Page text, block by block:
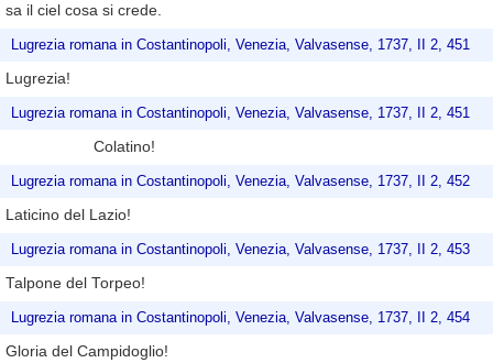
sa il ciel cosa si crede.
Lugrezia romana in Costantinopoli, Venezia, Valvasense, 1737, II 2, 451
Lugrezia!
Lugrezia romana in Costantinopoli, Venezia, Valvasense, 1737, II 2, 451
Colatino!
Lugrezia romana in Costantinopoli, Venezia, Valvasense, 1737, II 2, 452
Laticino del Lazio!
Lugrezia romana in Costantinopoli, Venezia, Valvasense, 1737, II 2, 453
Talpone del Torpeo!
Lugrezia romana in Costantinopoli, Venezia, Valvasense, 1737, II 2, 454
Gloria del Campidoglio!